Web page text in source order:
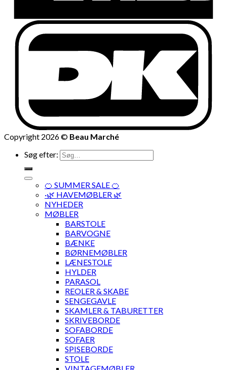
Copyright 2026 © Beau Marché
Søg efter:
🍊 SUMMER SALE 🍊
·🌿 HAVEMØBLER 🌿
NYHEDER
MØBLER
BARSTOLE
BARVOGNE
BÆNKE
BØRNEMØBLER
LÆNESTOLE
HYLDER
PARASOL
REOLER & SKABE
SENGEGAVLE
SKAMLER & TABURETTER
SKRIVEBORDE
SOFABORDE
SOFAER
SPISEBORDE
STOLE